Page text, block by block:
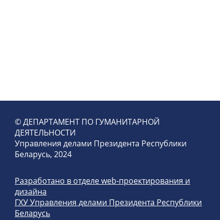
© ДЕПАРТАМЕНТ ПО ГУМАНИТАРНОЙ
ДЕЯТЕЛЬНОСТИ
Управления делами Президента Республики
Беларусь, 2024
Разработано в отделе web-проектирования и
дизайна
ГХУ Управления делами Президента Республики
Беларусь